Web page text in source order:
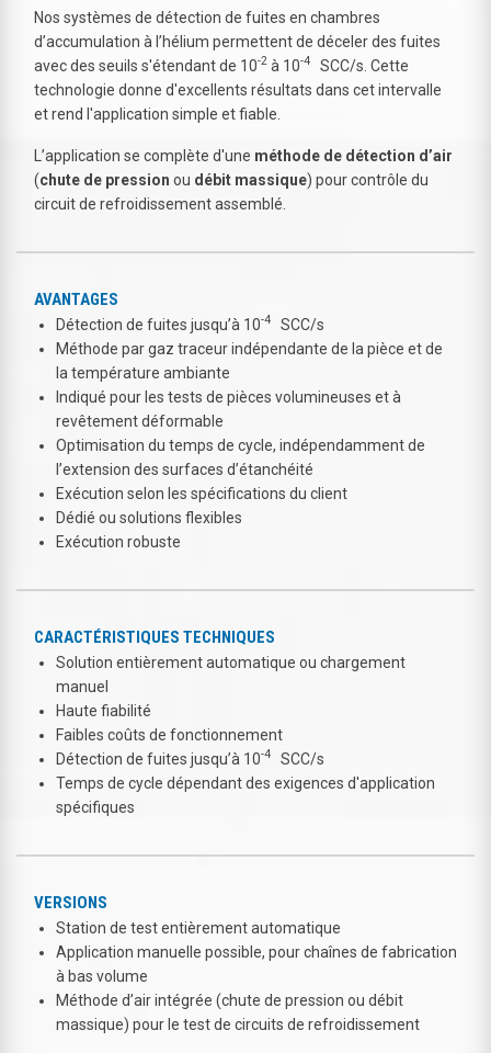
Nos systèmes de détection de fuites en chambres
d’accumulation à l’hélium permettent de déceler des fuites
avec des seuils s'étendant de 10-2 à 10-4
SCC/s. Cette
technologie donne d'excellents résultats dans cet intervalle
et rend l'application simple et fiable.
L’application se complète d'une méthode de détection d’air
(chute de pression ou débit massique) pour contrôle du
circuit de refroidissement assemblé.
AVANTAGES
Détection de fuites jusqu’à 10-4
SCC/s
Méthode par gaz traceur indépendante de la pièce et de
la température ambiante
Indiqué pour les tests de pièces volumineuses et à
revêtement déformable
Optimisation du temps de cycle, indépendamment de
l’extension des surfaces d’étanchéité
Exécution selon les spécifications du client
Dédié ou solutions flexibles
Exécution robuste
CARACTÉRISTIQUES TECHNIQUES
Solution entièrement automatique ou chargement
manuel
Haute fiabilité
Faibles coûts de fonctionnement
Détection de fuites jusqu’à 10-4
SCC/s
Temps de cycle dépendant des exigences d'application
spécifiques
VERSIONS
Station de test entièrement automatique
Application manuelle possible, pour chaînes de fabrication
à bas volume
Méthode d’air intégrée (chute de pression ou débit
massique) pour le test de circuits de refroidissement